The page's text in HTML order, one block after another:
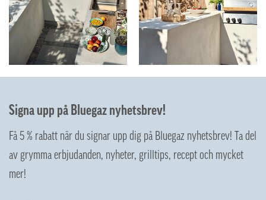
Signa upp på Bluegaz nyhetsbrev!
Få 5 % rabatt när du signar upp dig på Bluegaz nyhetsbrev! Ta del
av grymma erbjudanden, nyheter, grilltips, recept och mycket
mer!